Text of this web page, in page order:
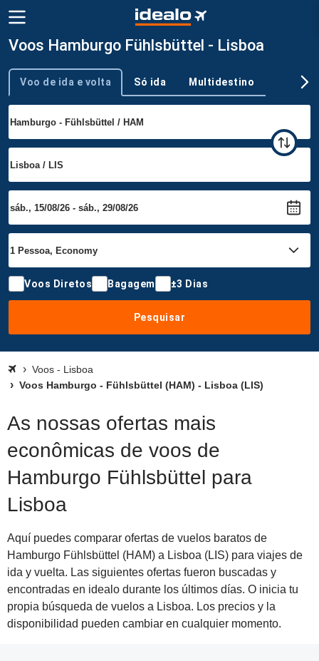
Voos Hamburgo Fühlsbüttel - Lisboa
Tipo de viagem
Voo de ida e volta Só ida Multidestino
Voos Diretos Bagagem ±3 Dias
Pesquisar
Voos - Lisboa
Voos Hamburgo - Fühlsbüttel (HAM) - Lisboa (LIS)
As nossas ofertas mais
econômicas de voos de
Hamburgo Fühlsbüttel para
Lisboa
Aquí puedes comparar ofertas de vuelos baratos de
Hamburgo Fühlsbüttel (HAM) a Lisboa (LIS) para viajes de
ida y vuelta. Las siguientes ofertas fueron buscadas y
encontradas en idealo durante los últimos días. O inicia tu
propia búsqueda de vuelos a Lisboa. Los precios y la
disponibilidad pueden cambiar en cualquier momento.